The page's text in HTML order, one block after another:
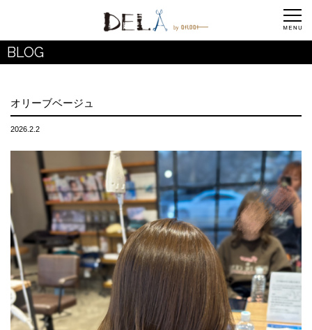
BLOG
オリーブベージュ
2026.2.2